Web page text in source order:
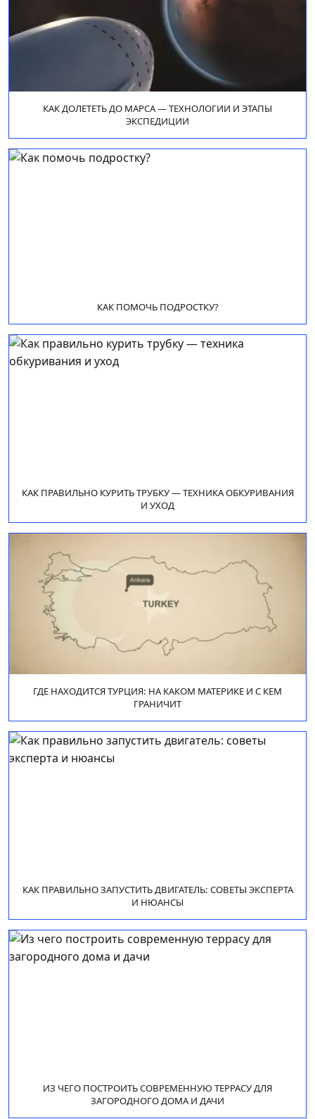
КАК ДОЛЕТЕТЬ ДО МАРСА — ТЕХНОЛОГИИ И ЭТАПЫ
ЭКСПЕДИЦИИ
КАК ПОМОЧЬ ПОДРОСТКУ?
КАК ПРАВИЛЬНО КУРИТЬ ТРУБКУ — ТЕХНИКА ОБКУРИВАНИЯ
И УХОД
ГДЕ НАХОДИТСЯ ТУРЦИЯ: НА КАКОМ МАТЕРИКЕ И С КЕМ
ГРАНИЧИТ
КАК ПРАВИЛЬНО ЗАПУСТИТЬ ДВИГАТЕЛЬ: СОВЕТЫ ЭКСПЕРТА
И НЮАНСЫ
ИЗ ЧЕГО ПОСТРОИТЬ СОВРЕМЕННУЮ ТЕРРАСУ ДЛЯ
ЗАГОРОДНОГО ДОМА И ДАЧИ